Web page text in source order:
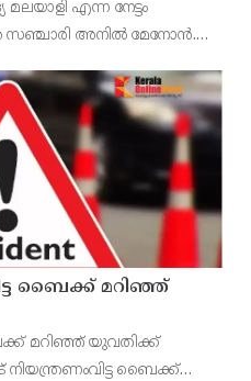
എന്ന നേട്ടം
സഞ്ചാരി അനിൽ മേനോൻ.
ഫലമാണd. 6.5
ബൈക്ക് മറിഞ്ഞ്
മറിഞ്ഞ് യുവതിക്ക്
നിയന്ത്രണംവിട്ട ബൈക്ക്